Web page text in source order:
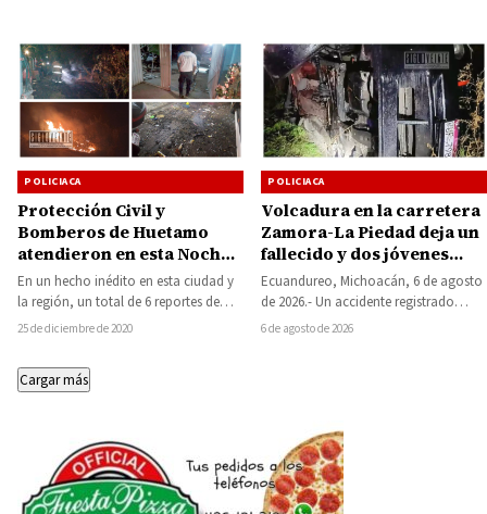
POLICIACA
Protección Civil y
Bomberos de Huetamo
atendieron en esta Noche
Buena varios incendios,
una picadura de alacrán y
un infarto
En un hecho inédito en esta ciudad y
la región, un total de 6 reportes de
distintas índoles…
25 de diciembre de 2020
POLICIACA
Volcadura en la carretera
Zamora-La Piedad deja un
fallecido y dos jóvenes
heridos en Ecuandureo
Ecuandureo, Michoacán, 6 de agosto
de 2026.- Un accidente registrado
durante las primeras horas de este
6 de agosto de 2026
Cargar más